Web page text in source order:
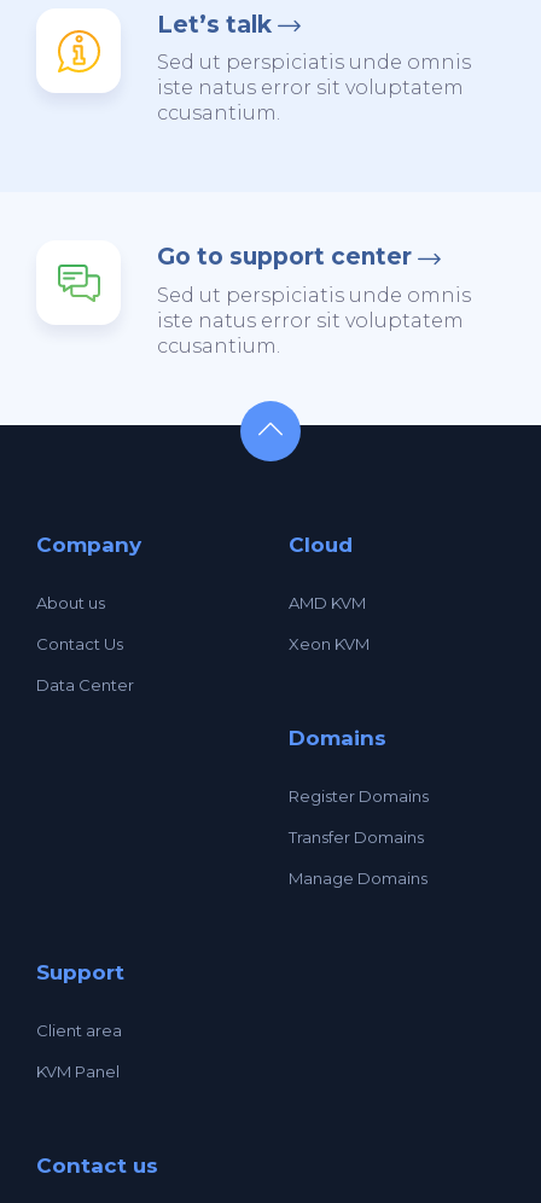
Let’s talk
Sed ut perspiciatis unde omnis
iste natus error sit voluptatem
ccusantium.
Go to support center
Sed ut perspiciatis unde omnis
iste natus error sit voluptatem
ccusantium.
Company
About us
Contact Us
Data Center
Cloud
AMD KVM
Xeon KVM
Domains
Register Domains
Transfer Domains
Manage Domains
Support
Client area
KVM Panel
Contact us